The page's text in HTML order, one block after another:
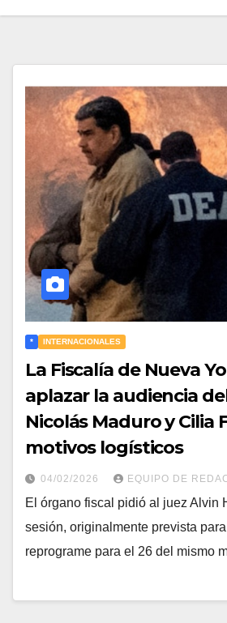
* INTERNACIONALES
La Fiscalía de Nueva
aplazar la audiencia
Nicolás Maduro y Cilia
motivos logísticos
04/02/2026 EQUIPO DE
El órgano fiscal pidió al juez Alvin
sesión, originalmente prevista
reprograme para el 26 del mismo